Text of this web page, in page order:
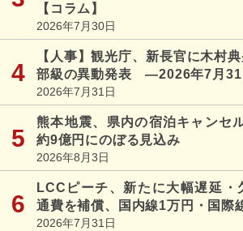
【コラム】
2026年7月30日
【人事】観光庁、新長官に木村
部級の異動発表 ―2026年7月31
2026年7月31日
熊本地震、県内の宿泊キャンセ
約9億円にのぼる見込み
2026年8月3日
LCCピーチ、新たに大幅遅延・
通費を補償、国内線1万円・国際
2026年7月31日